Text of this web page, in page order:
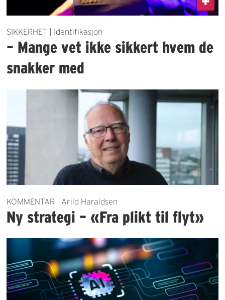
SIKKERHET | Identifikasjon
– Mange vet ikke sikkert hvem de
snakker med
KOMMENTAR | Arild Haraldsen
Ny strategi – «Fra plikt til flyt»